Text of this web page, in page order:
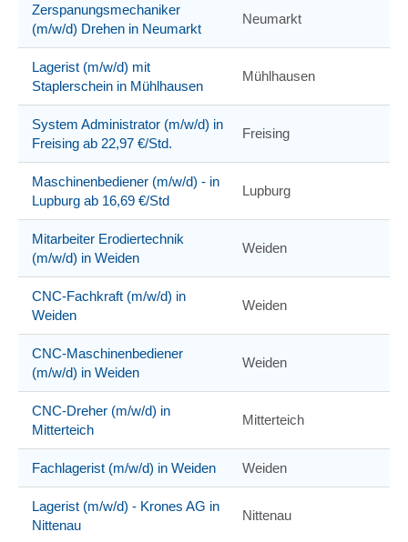
Zerspanungsmechaniker
(m/w/d) Drehen in Neumarkt
Neumarkt
Lagerist (m/w/d) mit
Staplerschein in Mühlhausen
Mühlhausen
System Administrator (m/w/d) in
Freising ab 22,97 €/Std.
Freising
Maschinenbediener (m/w/d) - in
Lupburg ab 16,69 €/Std
Lupburg
Mitarbeiter Erodiertechnik
(m/w/d) in Weiden
Weiden
CNC-Fachkraft (m/w/d) in
Weiden
Weiden
CNC-Maschinenbediener
(m/w/d) in Weiden
Weiden
CNC-Dreher (m/w/d) in
Mitterteich
Mitterteich
Fachlagerist (m/w/d) in Weiden Weiden
Lagerist (m/w/d) - Krones AG in
Nittenau
Nittenau